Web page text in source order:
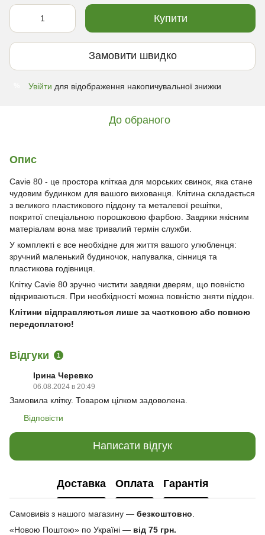
Купити
Замовити швидко
Увійти для відображення накопичувальної знижки
До обраного
Опис
Cavie 80 - це простора кліткаа для морських свинок, яка стане
чудовим будинком для вашого вихованця. Клітина складається
з великого пластикового піддону та металевої решітки,
покритої спеціальною порошковою фарбою. Завдяки якісним
матеріалам вона має тривалий термін служби.
У комплекті є все необхідне для життя вашого улюбленця:
зручний маленький будиночок, напувалка, сінниця та
пластикова годівниця.
Клітку Cavie 80 зручно чистити завдяки дверям, що повністю
відкриваються. При необхідності можна повністю зняти піддон.
Клітини відправляються лише за частковою або повною
передоплатою!
Відгуки 1
Ірина Черевко
06.08.2024 в 20:49
Замовила клітку. Товаром цілком задоволена.
Відповісти
Написати відгук
Доставка Оплата Гарантія
Самовивіз з нашого магазину — безкоштовно
«Новою Поштою» по Україні — від 75 грн.